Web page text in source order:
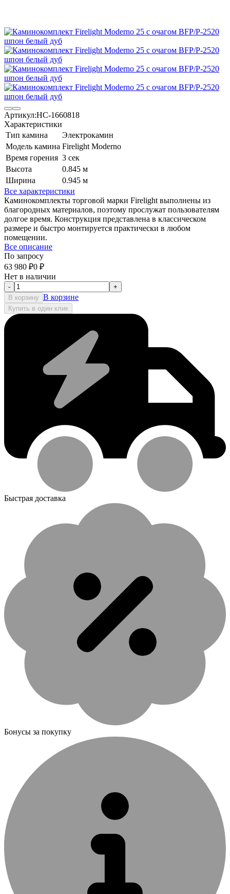
Артикул:НС-1660818
Характеристики
Тип камина
Электрокамин
Модель камина Firelight Moderno
Время горения 3 сек
Высота
0.845 м
Ширина
0.945 м
Все характеристики
Каминокомплекты торговой марки Firelight выполнены из
благородных материалов, поэтому прослужат пользователям
долгое время. Конструкция представлена в классическом
размере и быстро монтируется практически в любом
помещении.
Все описание
По запросу
63 980 ₽0 ₽
Нет в наличии
-
+
В корзину В корзине
Купить в один клик
Быстрая доставка
Бонусы за покупку